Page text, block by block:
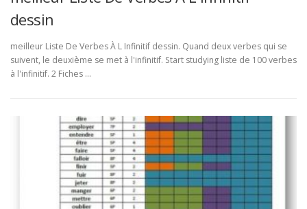
dessin
meilleur Liste De Verbes À L Infinitif dessin. Quand deux verbes qui se
suivent, le deuxième se met à l'infinitif. Start studying liste de 100 verbes
à l'infinitif. 2 Fiches …